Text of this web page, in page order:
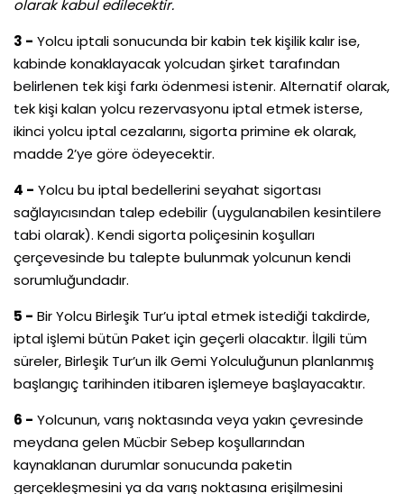
olarak kabul edilecektir.
3 - Yolcu iptali sonucunda bir kabin tek kişilik kalır ise,
kabinde konaklayacak yolcudan şirket tarafından
belirlenen tek kişi farkı ödenmesi istenir. Alternatif olarak,
tek kişi kalan yolcu rezervasyonu iptal etmek isterse,
ikinci yolcu iptal cezalarını, sigorta primine ek olarak,
madde 2’ye göre ödeyecektir.
4 - Yolcu bu iptal bedellerini seyahat sigortası
sağlayıcısından talep edebilir (uygulanabilen kesintilere
tabi olarak). Kendi sigorta poliçesinin koşulları
çerçevesinde bu talepte bulunmak yolcunun kendi
sorumluğundadır.
5 - Bir Yolcu Birleşik Tur’u iptal etmek istediği takdirde,
iptal işlemi bütün Paket için geçerli olacaktır. İlgili tüm
süreler, Birleşik Tur’un ilk Gemi Yolculuğunun planlanmış
başlangıç tarihinden itibaren işlemeye başlayacaktır.
6 - Yolcunun, varış noktasında veya yakın çevresinde
meydana gelen Mücbir Sebep koşullarından
kaynaklanan durumlar sonucunda paketin
gerçekleşmesini ya da varış noktasına erişilmesini